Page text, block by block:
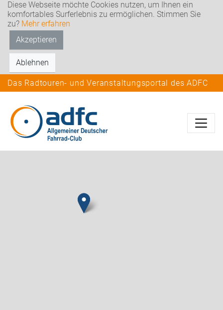
Diese Webseite möchte Cookies nutzen, um Ihnen ein
komfortables Surferlebnis zu ermöglichen. Stimmen Sie
zu? Mehr erfahren
Akzeptieren
Ablehnen
Das Radtouren- und Veranstaltungsportal des ADFC